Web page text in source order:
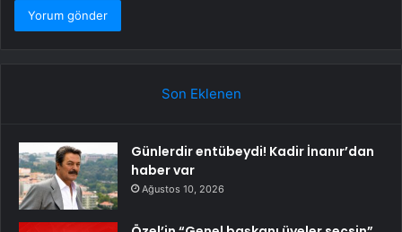
Son Eklenen
Günlerdir entübeydi! Kadir İnanır’dan
haber var
Ağustos 10, 2026